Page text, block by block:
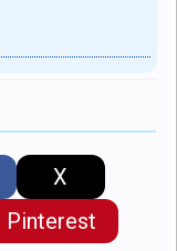
X
Pinterest